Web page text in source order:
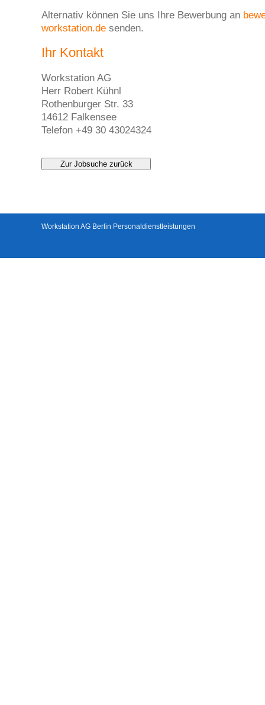
Alternativ können Sie uns Ihre Bewerbung an
workstation.de senden.
Ihr Kontakt
Workstation AG
Herr Robert Kühnl
Rothenburger Str. 33
14612 Falkensee
Telefon +49 30 43024324
Zur Jobsuche zurück
Workstation AG Berlin Personaldienstleistungen